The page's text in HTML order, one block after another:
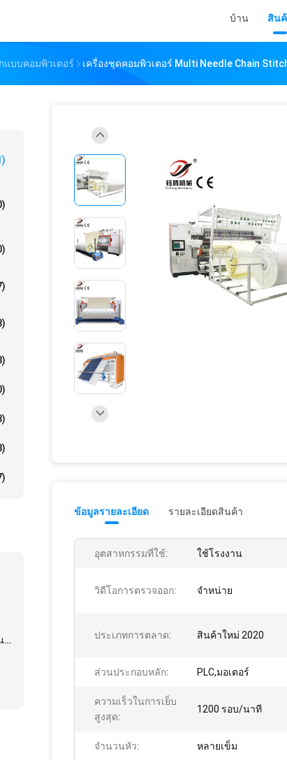
บ้าน สิน
แบบคอมพิวเตอร์ เครื่องชุดคอมพิวเตอร์ Multi Needle Chain
ข้อมูลรายละเอียด รายละเอียดสินค้า
อุตสาหกรรมที่ใช้: ใช้โรงงาน
วิดีโอการตรวจออก: จําหน่าย
ประเภทการตลาด: สินค้าใหม่ 2020
ส่วนประกอบหลัก: PLC,มอเตอร์
ความเร็วในการเย็บ
สูงสุด:
1200 รอบ/นาที
จำนวนหัว: หลายเข็ม